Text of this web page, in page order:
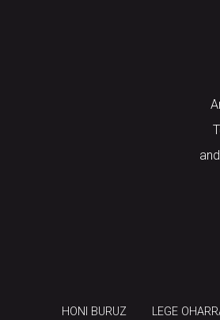
HONI BURUZ LEGE